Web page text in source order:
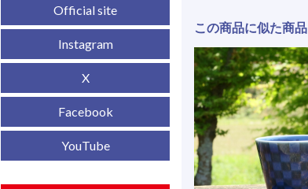
この商品に似た商品
Official site
Instagram
X
Facebook
YouTube